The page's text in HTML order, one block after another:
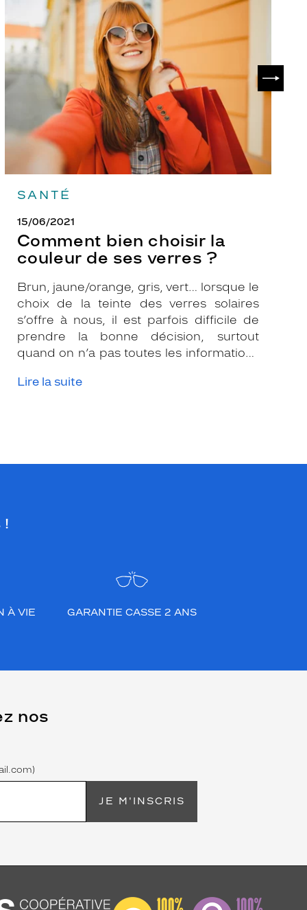
SANTÉ
15/06/2021
Comment bien choisir la
couleur de ses verres ?
Brun, jaune/orange, gris, vert… lorsque le
choix de la teinte des verres solaires
s’offre à nous, il est parfois difficile de
prendre la bonne décision, surtout
quand on n’a pas toutes les informations
pour vous conseiller et apporter leur
Lire la suite
choisir
la
couleur
de
verres
!
À VIE GARANTIE CASSE 2 ANS
nos
JE M'INSCRIS